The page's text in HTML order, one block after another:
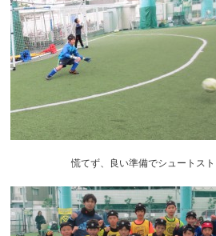
慌てず、良い準備でシュートス